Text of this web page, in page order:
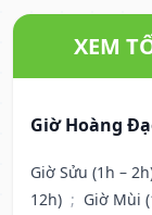
XEM
Giờ Hoàng
Giờ Sửu (1h –
12h) ; Giờ Mùi